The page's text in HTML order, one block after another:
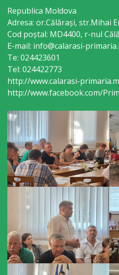
IET
DoReMiCii
Școala
sportivă
„Mihai
Școala
Sportivă
Specializată
de
Rezerve
Olimpice
Călărași
Stadionul
Republica Moldova
Adresa: or.Călăraşi, str.Mihai
Cod poștal: MD4400, r-nul
E-mail: info@calarasi-
Te: 024423601
Tel: 024422773
http://www.calarasi-
http://www.facebook.com/